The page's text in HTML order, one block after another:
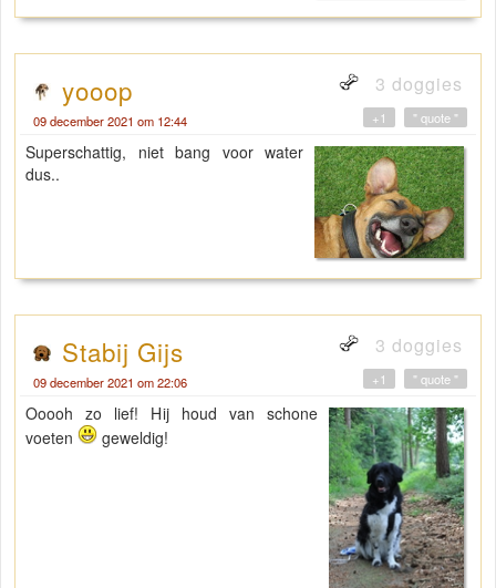
yooop 3 doggies
09 december 2021 om 12:44 " quote "
+1
Superschattig, niet bang voor water
dus..
Stabij Gijs 3 doggies
09 december 2021 om 22:06 " quote "
+1
Ooooh zo lief! Hij houd van schone
voeten
geweldig!